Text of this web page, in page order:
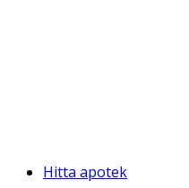
Hitta apotek